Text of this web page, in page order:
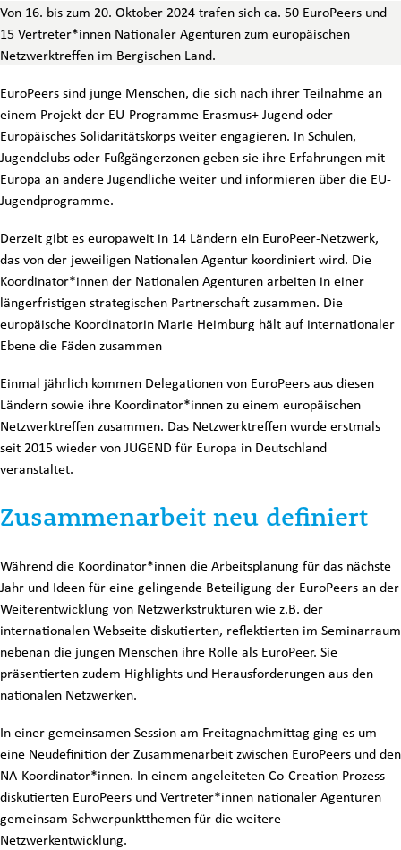
Von 16. bis zum 20. Oktober 2024 trafen sich ca. 50 EuroPeers und
15 Vertreter*innen Nationaler Agenturen zum europäischen
Netzwerktreffen im Bergischen Land.
EuroPeers sind junge Menschen, die sich nach ihrer Teilnahme an
einem Projekt der EU-Programme Erasmus+ Jugend oder
Europäisches Solidaritätskorps weiter engagieren. In Schulen,
Jugendclubs oder Fußgängerzonen geben sie ihre Erfahrungen mit
Europa an andere Jugendliche weiter und informieren über die EU-
Jugendprogramme.
Derzeit gibt es europaweit in 14 Ländern ein EuroPeer-Netzwerk,
das von der jeweiligen Nationalen Agentur koordiniert wird. Die
Koordinator*innen der Nationalen Agenturen arbeiten in einer
längerfristigen strategischen Partnerschaft zusammen. Die
europäische Koordinatorin Marie Heimburg hält auf internationaler
Ebene die Fäden zusammen
Einmal jährlich kommen Delegationen von EuroPeers aus diesen
Ländern sowie ihre Koordinator*innen zu einem europäischen
Netzwerktreffen zusammen. Das Netzwerktreffen wurde erstmals
seit 2015 wieder von JUGEND für Europa in Deutschland
veranstaltet.
Zusammenarbeit neu definiert
Während die Koordinator*innen die Arbeitsplanung für das nächste
Jahr und Ideen für eine gelingende Beteiligung der EuroPeers an der
Weiterentwicklung von Netzwerkstrukturen wie z.B. der
internationalen Webseite diskutierten, reflektierten im Seminarraum
nebenan die jungen Menschen ihre Rolle als EuroPeer. Sie
präsentierten zudem Highlights und Herausforderungen aus den
nationalen Netzwerken.
In einer gemeinsamen Session am Freitagnachmittag ging es um
eine Neudefinition der Zusammenarbeit zwischen EuroPeers und den
NA-Koordinator*innen. In einem angeleiteten Co-Creation Prozess
diskutierten EuroPeers und Vertreter*innen nationaler Agenturen
gemeinsam Schwerpunktthemen für die weitere
Netzwerkentwicklung.